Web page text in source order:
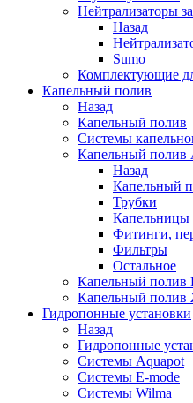
Нейтрализаторы
Назад
Sumo
Комплектующие
Капельный полив
Назад
Капельный полив
Системы
Капельный полив
Назад
Капельный
Трубки
Капельницы
Фитинги,
Фильтры
Остальное
Капельный полив
Капельный
Гидропонные установки
Назад
Гидропонные
Системы Aquapot
Системы E-mode
Системы Wilma